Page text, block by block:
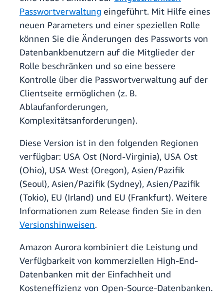
Passwortverwaltung eingeführt. Mit Hilfe eines
neuen Parameters und einer speziellen Rolle
können Sie die Änderungen des Passworts von
Datenbankbenutzern auf die Mitglieder der
Rolle beschränken und so eine bessere
Kontrolle über die Passwortverwaltung auf der
Clientseite ermöglichen (z. B.
Ablaufanforderungen,
Komplexitätsanforderungen).
Diese Version ist in den folgenden Regionen
verfügbar: USA Ost (Nord-Virginia), USA Ost
(Ohio), USA West (Oregon), Asien/Pazifik
(Seoul), Asien/Pazifik (Sydney), Asien/Pazifik
(Tokio), EU (Irland) und EU (Frankfurt). Weitere
Informationen zum Release finden Sie in den
Versionshinweisen.
Amazon Aurora kombiniert die Leistung und
Verfügbarkeit von kommerziellen High-End-
Datenbanken mit der Einfachheit und
Kosteneffizienz von Open-Source-Datenbanken.